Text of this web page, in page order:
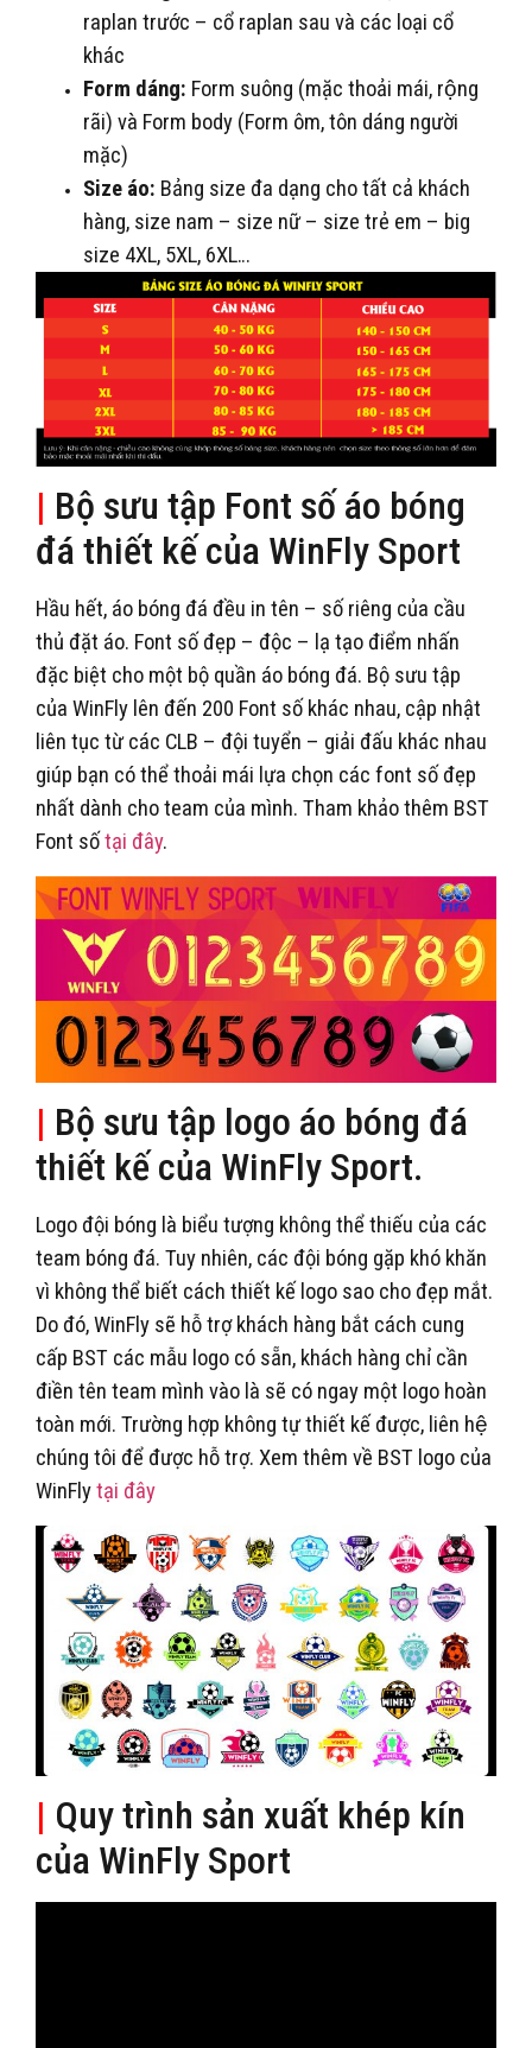
raplan trước – cổ raplan sau và các loại cổ
khác
Form dáng: Form suông (mặc thoải mái, rộng
rãi) và Form body (Form ôm, tôn dáng người
mặc)
Size áo: Bảng size đa dạng cho tất cả khách
hàng, size nam – size nữ – size trẻ em – big
size 4XL, 5XL, 6XL…
| Bộ sưu tập Font số áo bóng
đá thiết kế của WinFly Sport
Hầu hết, áo bóng đá đều in tên – số riêng của cầu
thủ đặt áo. Font số đẹp – độc – lạ tạo điểm nhấn
đặc biệt cho một bộ quần áo bóng đá. Bộ sưu tập
của WinFly lên đến 200 Font số khác nhau, cập nhật
liên tục từ các CLB – đội tuyển – giải đấu khác nhau
giúp bạn có thể thoải mái lựa chọn các font số đẹp
nhất dành cho team của mình. Tham khảo thêm BST
Font sốtại đây.
| Bộ sưu tập logo áo bóng đá
thiết kế của WinFly Sport.
Logo đội bóng là biểu tượng không thể thiếu của các
team bóng đá. Tuy nhiên, các đội bóng gặp khó khăn
vì không thể biết cách thiết kế logo sao cho đẹp mắt.
Do đó, WinFly sẽ hỗ trợ khách hàng bắt cách cung
cấp BST các mẫu logo có sẵn, khách hàng chỉ cần
điền tên team mình vào là sẽ có ngay một logo hoàn
toàn mới. Trường hợp không tự thiết kế được, liên hệ
chúng tôi để được hỗ trợ. Xem thêm về BST logo của
WinFlytại đây
| Quy trình sản xuất khép kín
của WinFly Sport